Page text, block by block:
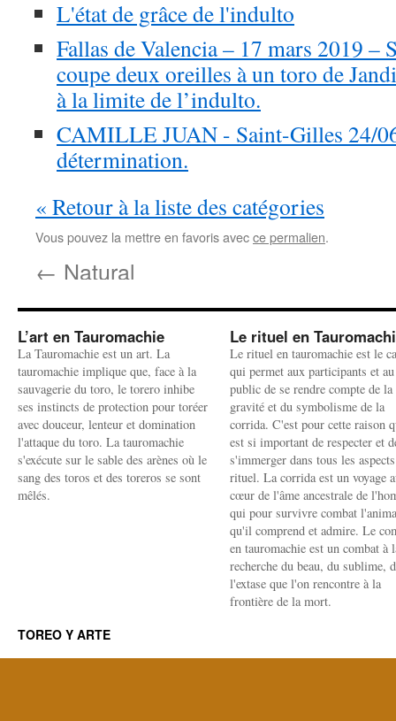
L'état de grâce de l'indulto
Fallas de Valencia – 17 mars 2019 –
coupe deux oreilles à un toro de
à la limite de l’indulto.
CAMILLE JUAN - Saint-Gilles 24/
détermination.
« Retour à la liste des catégories
Vous pouvez la mettre en favoris avecce permalien.
← Natural
L’art en Tauromachie
La Tauromachie est un art. La
tauromachie implique que, face à la
sauvagerie du toro, le torero inhibe
ses instincts de protection pour toréer
avec douceur, lenteur et domination
l'attaque du toro. La tauromachie
s'exécute sur le sable des arènes où le
sang des toros et des toreros se sont
mêlés.
Le rituel en
Le rituel en tauromachie est le
qui permet aux participants et au
public de se rendre compte de la
gravité et du symbolisme de la
corrida. C'est pour cette raison
est si important de respecter et
s'immerger dans tous les
rituel. La corrida est un voyage
cœur de l'âme ancestrale de
qui pour survivre combat
qu'il comprend et admire. Le
en tauromachie est un combat à
recherche du beau, du sublime,
l'extase que l'on rencontre à la
frontière de la mort.
TOREO Y ARTE